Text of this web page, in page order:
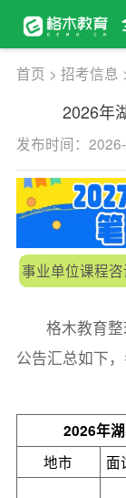
首页 > 招考信息
2026年
发布时间：
事业单位课程咨
格木教育
公告汇总如下
2026年
地市
面